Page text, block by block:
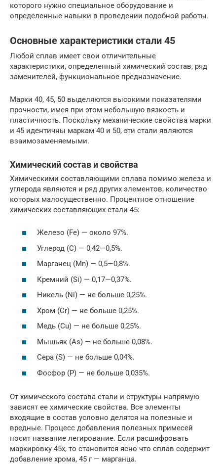
которого нужно специальное оборудование и
определенные навыки в проведении подобной работы.
Основные характеристики стали 45
Любой сплав имеет свои отличительные
характеристики, определенный химический состав, ряд
заменителей, функциональное предназначение.
Марки 40, 45, 50 выделяются высокими показателями
прочности, имея при этом небольшую вязкость и
пластичность. Поскольку механические свойства марки
и 45 идентичны маркам 40 и 50, эти стали являются
взаимозаменяемыми.
Химический состав и свойства
Химическими составляющими сплава помимо железа и
углерода являются и ряд других элементов, количество
которых малосущественно. Процентное отношение
химических составляющих стали 45:
Железо (Fe) — около 97%.
Углерод (C) — 0,42—0,5%.
Марганец (Mn) — 0,5—0,8%.
Кремний (Si) — 0,17—0,37%.
Никель (Ni) — не больше 0,25%.
Хром (Cr) — не больше 0,25%.
Медь (Cu) — не больше 0,25%.
Мышьяк (As) — не больше 0,08%.
Сера (S) — не больше 0,04%.
Фосфор (P) — не больше 0,035%.
От химического состава стали и структуры напрямую
зависят ее химические свойства. Все элементы
входящие в состав условно делятся на полезные и
вредные. Процесс добавления полезных примесей
носит название легирование. Если расшифровать
маркировку 45х, то становится ясно что сплав содержит
добавление хрома, 45 г — марганца.